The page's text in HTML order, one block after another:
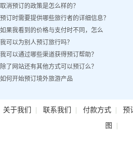
客姓名）怎么办？
取消预订的政策是怎么样的？
预订时需要提供哪些旅行者的详细信息？
如果我看到的价格与支付时不同，怎么
办？
我可以为别人预订旅行吗？
我可以通过哪些渠道获得预订帮助？
除了网站还有其他方式可以预订么？
如何开始预订境外旅游产品
关于我们 | 联系我们 | 付款方式| 预
图 |